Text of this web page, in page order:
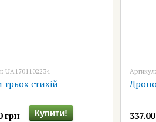
UA1701102234
трьох стихій
грн Купити!